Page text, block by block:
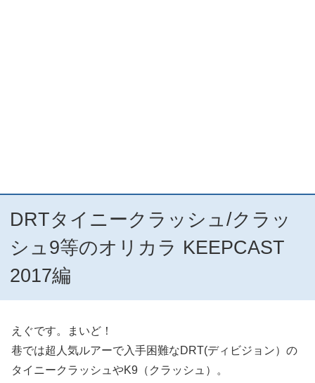
DRTタイニークラッシュ/クラッ
シュ9等のオリカラ KEEPCAST
2017編
えぐです。まいど！
巷では超人気ルアーで入手困難なDRT(ディビジョン）の
タイニークラッシュやK9（クラッシュ）。